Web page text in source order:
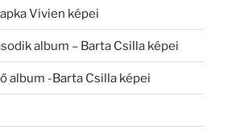
Vivien képei
album – Barta Csilla képei
album -Barta Csilla képei